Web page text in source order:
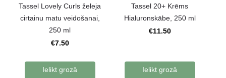
Tassel Lovely Curls želeja
cirtainu matu veidošanai,
250 ml
€7.50
Ielikt grozā
Tassel 20+ Krēms
Hialuronskābe, 250 ml
€11.50
Ielikt grozā